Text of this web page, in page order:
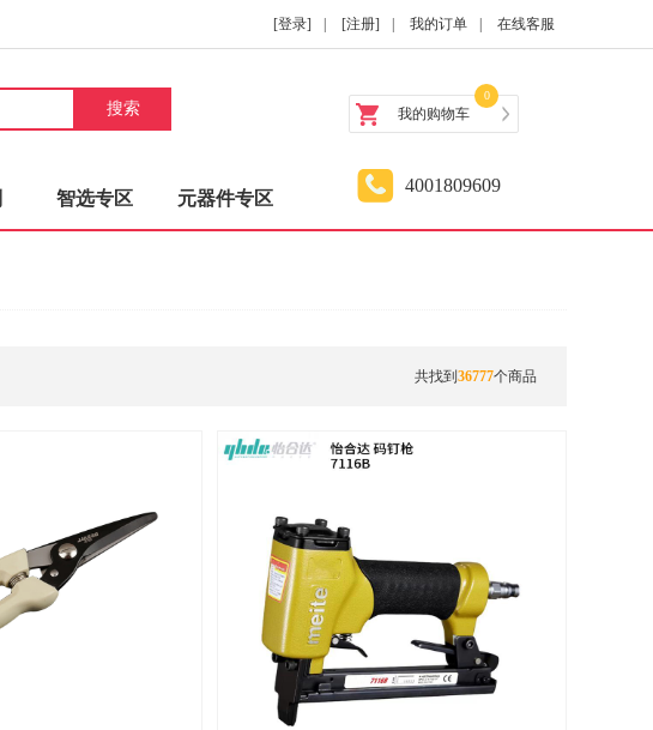
[登录] [注册] 我的订单 在线客服
搜索 我的购物车
0
智选专区 元器件专区
4001809609
共找到 36777个商品